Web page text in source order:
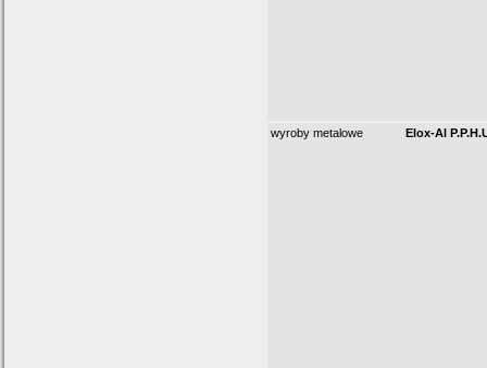
wyroby metalowe Elox-Al